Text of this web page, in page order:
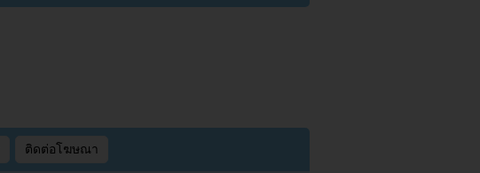
ติดต่อโฆษณา